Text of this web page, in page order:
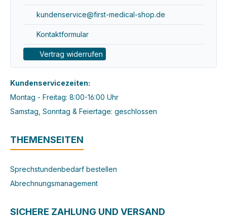
kundenservice@first-medical-shop.de
Kontaktformular
Vertrag widerrufen
Kundenservicezeiten:
Montag - Freitag: 8:00-16:00 Uhr
Samstag, Sonntag & Feiertage: geschlossen
THEMENSEITEN
Sprechstundenbedarf bestellen
Abrechnungsmanagement
SICHERE ZAHLUNG UND VERSAND